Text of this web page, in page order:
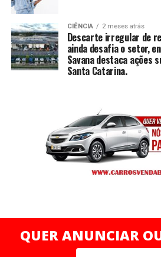
CIÊNCIA 2 meses atrás
Descarte irregular de
ainda desafia o setor,
Savana destaca ações
Santa Catarina.
QUER ANUNCIAR